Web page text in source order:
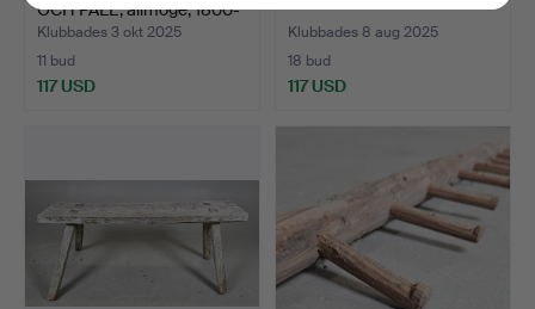
OCH PALL, allmoge, 1800-
t…
Klubbades 3 okt 2025
11 bud
117 USD
Klubbades 8 aug 2025
18 bud
117 USD